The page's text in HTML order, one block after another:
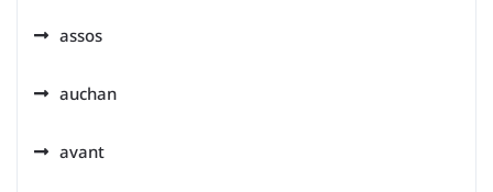
assos
auchan
avant